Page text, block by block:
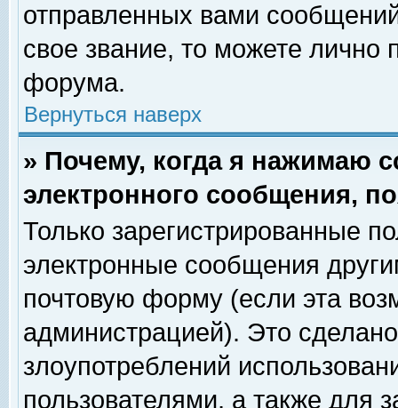
отправленных вами
свое звание, то можете лично
форума.
Вернуться наверх
» Почему, когда я нажимаю
электронного сообщения,
Только зарегистрированные
электронные сообщения
почтовую форму (если эта
администрацией). Это
злоупотреблений
пользователями, а также для